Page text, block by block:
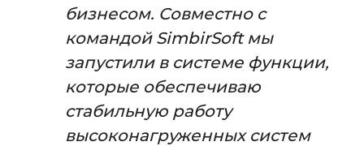
бизнесом. Совместно с
командой SimbirSoft мы
запустили в системе функции,
которые обеспечиваю
стабильную работу
высоконагруженных систем